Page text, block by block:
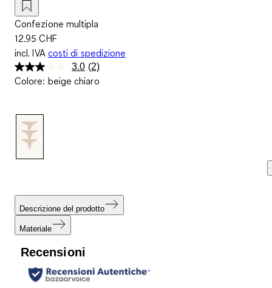
Confezione multipla
12.95 CHF
incl. IVA costi di spedizione
3.0 Leggi
2
(2)
Colore: beige chiaro
Descrizione del prodotto
Materiale
Recensioni